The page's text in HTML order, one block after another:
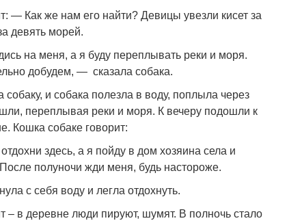
— Как же нам его найти? Девицы увезли кисет за
девять морей.
на меня, а я буду переплывать реки и моря.
добудем, — сказала собака.
собаку, и собака полезла в воду, поплыла через
шли, переплывая реки и моря. К вечеру подошли к
Кошка собаке говорит:
здесь, а я пойду в дом хозяина села и
После полуночи жди меня, будь настороже.
с себя воду и легла отдохнуть.
– в деревне люди пируют, шумят. В полночь стало